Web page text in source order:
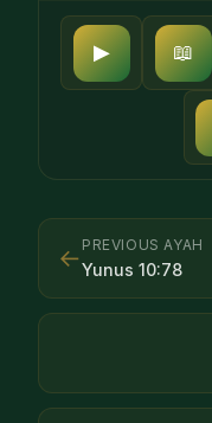
▶ 📖
← PREVIOUS AYAH
Yunus 10:78